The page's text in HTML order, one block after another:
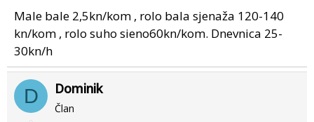
Male bale 2,5kn/kom , rolo bala sjenaža 120-140
kn/kom , rolo suho sieno60kn/kom. Dnevnica 25-
30kn/h
D Dominik
Član